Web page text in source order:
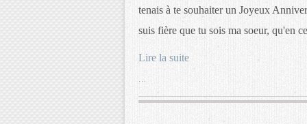
tenais à te souhaiter un Joyeux
suis fière que tu sois ma soeur, qu'en
Lire la suite